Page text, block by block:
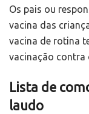
Os pais ou
vacina das
vacina de rotina
vacinação contra
Lista de
laudo